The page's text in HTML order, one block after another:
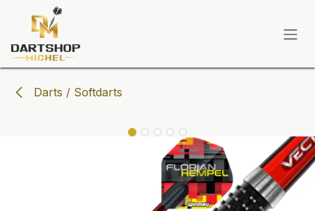
Zum Inhalt springen
Darts / Softdarts